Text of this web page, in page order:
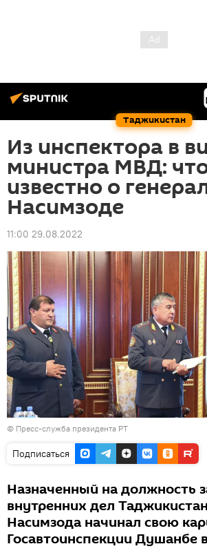
Таджикистан
Из инспектора в
министра МВД:
известно о
Насимзоде
11:00 29.08.2022
© Пресс-служба президента РТ
Подписаться
Назначенный на должность
внутренних дел
Насимзода начинал свою
Госавтоинспекции Душанбе